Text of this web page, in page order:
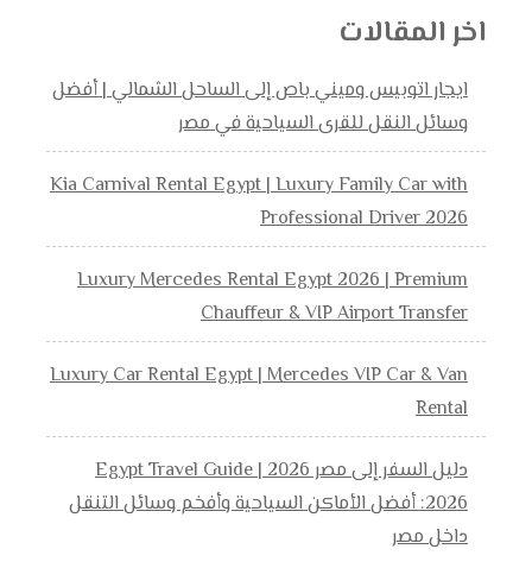
اخر المقالات
ايجار اتوبيس وميني باص إلى الساحل الشمالي | أفضل
وسائل النقل للقرى السياحية في مصر
Kia Carnival Rental Egypt | Luxury Family Car with
Professional Driver 2026
Luxury Mercedes Rental Egypt 2026 | Premium
Chauffeur & VIP Airport Transfer
Luxury Car Rental Egypt | Mercedes VIP Car & Van
Rental
دليل السفر إلى مصر 2026 | Egypt Travel Guide
2026: أفضل الأماكن السياحية وأفخم وسائل التنقل
داخل مصر